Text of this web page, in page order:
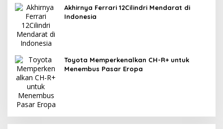
Akhirnya Ferrari 12Cilindri Mendarat di
Indonesia
Toyota Memperkenalkan CH-R+ untuk
Menembus Pasar Eropa